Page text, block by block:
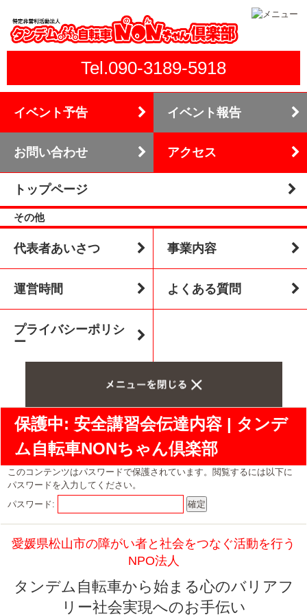
Tel.090-3189-5918
イベント予告 イベント報告
お問い合わせ アクセス
トップページ
その他
代表者あいさつ 事業内容
運営時間 よくある質問
プライバシーポリシ
ー
保護中: 安全講習会伝達内容 | タンデ
ム自転車NONちゃん倶楽部
このコンテンツはパスワードで保護されています。閲覧するには以下に
パスワードを入力してください。
パスワード:
愛媛県松山市の障がい者と社会をつなぐ活動を行う
NPO法人
タンデム自転車から始まる心のバリアフ
リー社会実現へのお手伝い